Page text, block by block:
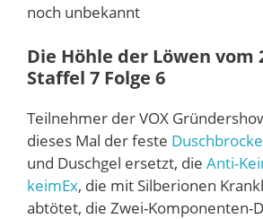
noch unbekannt
Die Höhle der Löwen vom
Staffel 7 Folge 6
Teilnehmer der VOX
dieses Mal der feste
und Duschgel ersetzt, die Anti-
keimEx, die mit Silberionen
abtötet, die Zwei-Komponenten-